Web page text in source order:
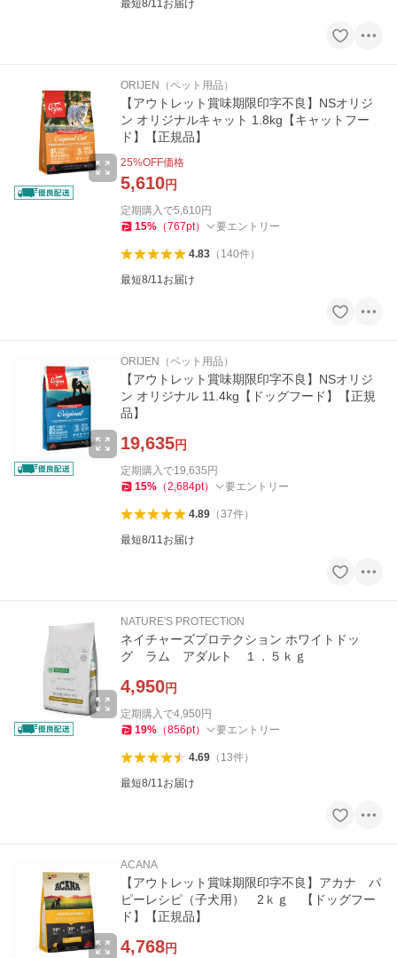
最短8/11お届け
ORIJEN（ペット用品）
【アウトレット賞味期限印字不良】NSオリジ
ン オリジナルキャット 1.8kg【キャットフー
ド】【正規品】
25%OFF価格
5,610円
定期購入で5,610 円
15% （767pt） 要エントリー
4.83（ 140件）
最短8/11お届け
ORIJEN（ペット用品）
【アウトレット賞味期限印字不良】NSオリジ
ン オリジナル 11.4kg【ドッグフード】【正規
品】
19,635円
定期購入で19,635 円
15% （2,684pt） 要エントリー
4.89（37件）
最短8/11お届け
NATURE'S PROTECTION
ネイチャーズプロテクション ホワイトドッ
グ ラム アダルト １．５ｋｇ
4,950円
定期購入で4,950 円
19% （856pt） 要エントリー
4.69（ 13件）
最短8/11お届け
ACANA
【アウトレット賞味期限印字不良】アカナ パ
ピーレシピ（子犬用） 2ｋｇ 【ドッグフー
ド】【正規品】
4,768円